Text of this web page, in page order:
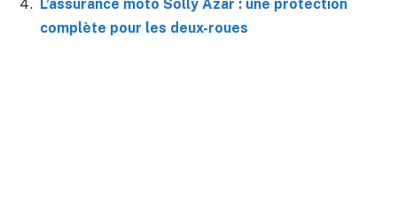
L’assurance moto Solly Azar : une protection
complète pour les deux-roues